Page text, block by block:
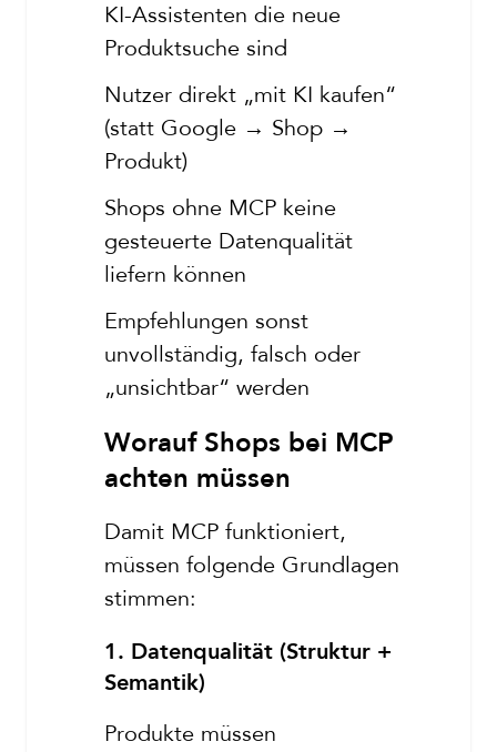
KI-Assistenten die neue
Produktsuche sind
Nutzer direkt „mit KI kaufen“
(statt Google → Shop →
Produkt)
Shops ohne MCP keine
gesteuerte Datenqualität
liefern können
Empfehlungen sonst
unvollständig, falsch oder
„unsichtbar“ werden
Worauf Shops bei MCP
achten müssen
Damit MCP funktioniert,
müssen folgende Grundlagen
stimmen:
1. Datenqualität (Struktur +
Semantik)
Produkte müssen